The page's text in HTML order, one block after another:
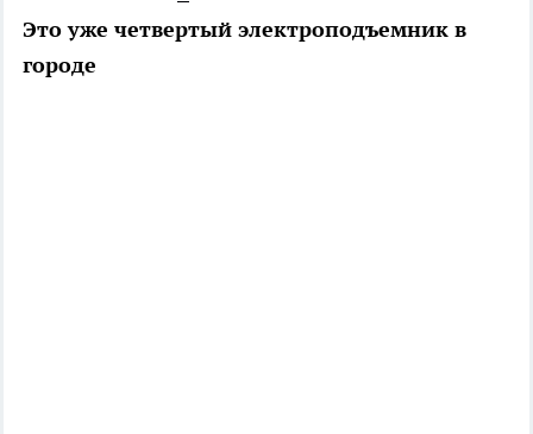
Это уже четвертый электроподъемник в
городе